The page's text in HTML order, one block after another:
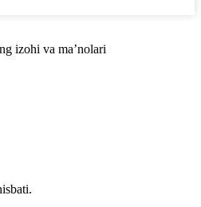
izohi va ma’nolari